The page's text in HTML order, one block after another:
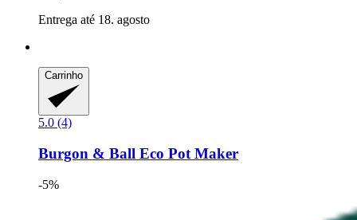
Entrega até 18. agosto
Carrinho
5.0 (4)
Burgon & Ball Eco Pot Maker
-5%